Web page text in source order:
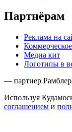
Партнёрам
Реклама на
Медиа кит
Логотипы в
— партнер
Используя
соглашением и